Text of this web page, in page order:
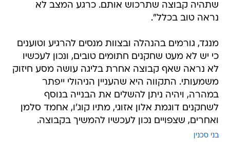
שתהיה קבוצה שתרכוש אותם. כרגע המצב לא
נראה טוב בכלל".
מנגד, גורמים בהנהלה ובצוות מנסים להרגיע וטוענים
כי יש לא מעט שחקנים חתומים טובים, ונכון לעכשיו
לא נראה שאף קבוצה אחרת בליגה עושה מסע חיזוק
משמעותי. התקווה היא שהעניין הניהולי ייפתר
במהרה, ויהיה ניתן להשלים את הבנייה בנוסף
לשחקנים דוגמת אלון אזוגי, מתיו קוג'ו, אחמד סלמן
ואחרים, שצפויים נכון לעכשיו להמשיך בקבוצה.
בני סכנין